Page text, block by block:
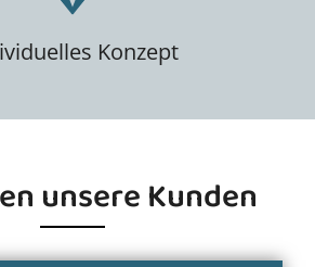
Konzept
unsere Kunden